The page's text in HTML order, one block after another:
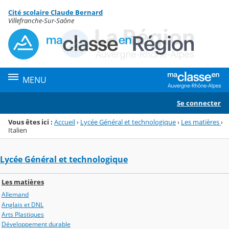
Menu de la rubrique
Contenu
Cité scolaire Claude Bernard
Villefranche-Sur-Saône
MENU
Se connecter
Vous êtes ici : Accueil› Lycée Général et technologique› Les matières›
Italien
Lycée Général et technologique
Les matières
Allemand
Anglais et DNL
Arts Plastiques
Développement durable